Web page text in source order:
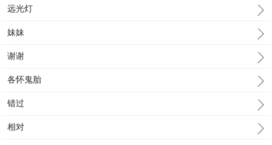
远光灯
妹妹
谢谢
各怀鬼胎
错过
相对